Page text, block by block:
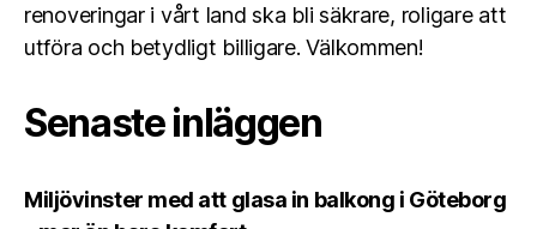
renoveringar i vårt land ska bli säkrare, roligare att
utföra och betydligt billigare. Välkommen!
Senaste inläggen
Miljövinster med att glasa in balkong i Göteborg